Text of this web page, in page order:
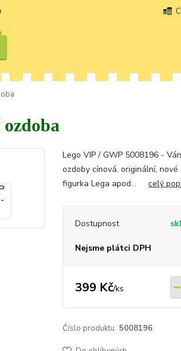
Lego VIP / GWP 5008196 -
ozdoby cínová, originální,
figurka Lega apod... celý
Dostupnost
Nejsme plátci DPH
399 Kč/ks
Číslo produktu: 5008196